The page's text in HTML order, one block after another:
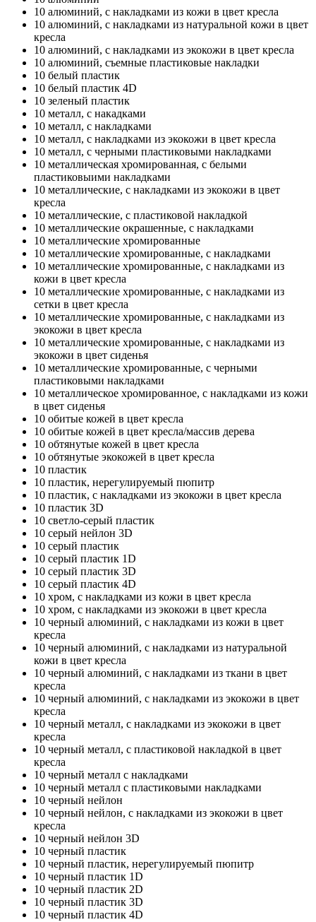
10 алюминий, с накладками из кожи в цвет кресла
10 алюминий, с накладками из натуральной кожи в цвет
кресла
10 алюминий, с накладками из экокожи в цвет кресла
10 алюминий, съемные пластиковые накладки
10 белый пластик
10 белый пластик 4D
10 зеленый пластик
10 металл, с накадками
10 металл, с накладками
10 металл, с накладками из экокожи в цвет кресла
10 металл, с черными пластиковыми накладками
10 металлическая хромированная, с белыми
пластиковыими накладками
10 металлические, с накладками из экокожи в цвет
кресла
10 металлические, с пластиковой накладкой
10 металлические окрашенные, с накладками
10 металлические хромированные
10 металлические хромированные, с накладками
10 металлические хромированные, с накладками из
кожи в цвет кресла
10 металлические хромированные, с накладками из
сетки в цвет кресла
10 металлические хромированные, с накладками из
экокожи в цвет кресла
10 металлические хромированные, с накладками из
экокожи в цвет сиденья
10 металлические хромированные, с черными
пластиковыми накладками
10 металлическое хромированное, с накладками из кожи
в цвет сиденья
10 обитые кожей в цвет кресла
10 обитые кожей в цвет кресла/массив дерева
10 обтянутые кожей в цвет кресла
10 обтянутые экокожей в цвет кресла
10 пластик
10 пластик, нерегулируемый пюпитр
10 пластик, с накладками из экокожи в цвет кресла
10 пластик 3D
10 светло-серый пластик
10 серый нейлон 3D
10 серый пластик
10 серый пластик 1D
10 серый пластик 3D
10 серый пластик 4D
10 хром, с накладками из кожи в цвет кресла
10 хром, с накладками из экокожи в цвет кресла
10 черный алюминий, с накладками из кожи в цвет
кресла
10 черный алюминий, с накладками из натуральной
кожи в цвет кресла
10 черный алюминий, с накладками из ткани в цвет
кресла
10 черный алюминий, с накладками из экокожи в цвет
кресла
10 черный металл, с накладками из экокожи в цвет
кресла
10 черный металл, с пластиковой накладкой в цвет
кресла
10 черный металл с накладками
10 черный металл с пластиковыми накладками
10 черный нейлон
10 черный нейлон, с накладками из экокожи в цвет
кресла
10 черный нейлон 3D
10 черный пластик
10 черный пластик, нерегулируемый пюпитр
10 черный пластик 1D
10 черный пластик 2D
10 черный пластик 3D
10 черный пластик 4D